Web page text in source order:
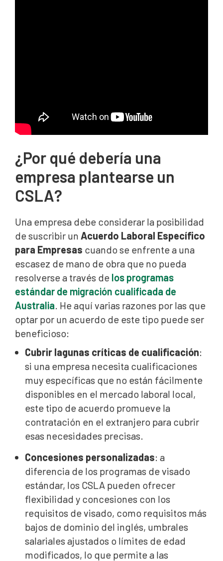
¿Por qué debería una
empresa plantearse un
CSLA?
Una empresa debe considerar la posibilidad
de suscribir un Acuerdo Laboral Específico
para Empresas cuando se enfrente a una
escasez de mano de obra que no pueda
resolverse a través de los programas
estándar de migración cualificada de
Australia. He aquí varias razones por las que
optar por un acuerdo de este tipo puede ser
beneficioso:
Cubrir lagunas críticas de cualificación:
si una empresa necesita cualificaciones
muy específicas que no están fácilmente
disponibles en el mercado laboral local,
este tipo de acuerdo promueve la
contratación en el extranjero para cubrir
esas necesidades precisas.
Concesiones personalizadas: a
diferencia de los programas de visado
estándar, los CSLA pueden ofrecer
flexibilidad y concesiones con los
requisitos de visado, como requisitos más
bajos de dominio del inglés, umbrales
salariales ajustados o límites de edad
modificados, lo que permite a las